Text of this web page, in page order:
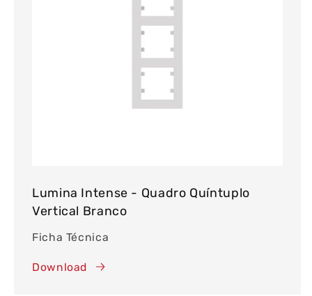
Lumina Intense - Quadro Quíntuplo
Vertical Branco
Ficha Técnica
Download